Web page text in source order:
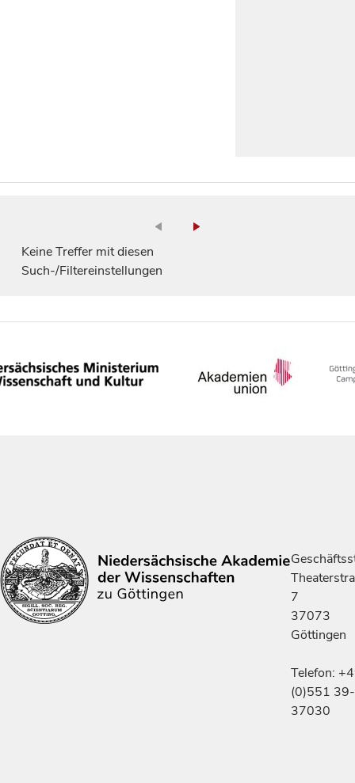
Keine Treffer mit diesen
Such-/Filtereinstellungen
7
37073
Göttingen
Telefon:
(0)551 39-
37030